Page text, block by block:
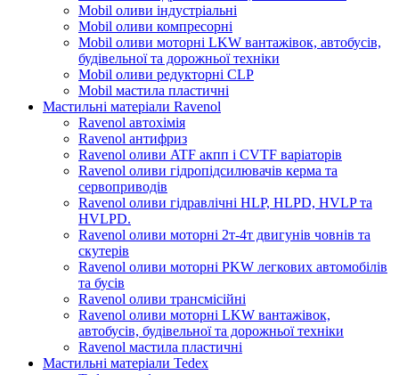
Mobil оливи індустріальні
Mobil оливи компресорні
Mobil оливи моторні LKW вантажівок, автобусів,
будівельної та дорожньої техніки
Mobil оливи редукторні CLP
Mobil мастила пластичні
Мастильні матеріали Ravenol
Ravenol автохімія
Ravenol антифриз
Ravenol оливи ATF акпп і CVTF варіаторів
Ravenol оливи гідропідсилювачів керма та
сервоприводів
Ravenol оливи гідравлічні HLP, HLPD, HVLP та
HVLPD.
Ravenol оливи моторні 2т-4т двигунів човнів та
скутерів
Ravenol оливи моторні PKW легкових автомобілів
та бусів
Ravenol оливи трансмісійні
Ravenol оливи моторні LKW вантажівок,
автобусів, будівельної та дорожньої техніки
Ravenol мастила пластичні
Мастильні матеріали Tedex